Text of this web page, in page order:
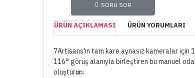
SORU SOR
ÜRÜN AÇIKLAMASI ÜRÜN YORUMLARI
7Artisans'ın tam kare aynasız kameralar için
116° görüş alanıyla birleştiren bu manuel
oluşturur.